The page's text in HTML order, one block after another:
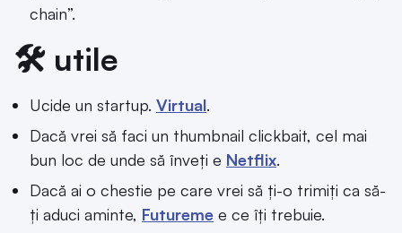
chain”.
🛠️ utile
Ucide un startup. Virtual.
Dacă vrei să faci un thumbnail clickbait, cel mai
bun loc de unde să înveți e Netflix.
Dacă ai o chestie pe care vrei să ți-o trimiți ca să-
ți aduci aminte, Futureme e ce îți trebuie.